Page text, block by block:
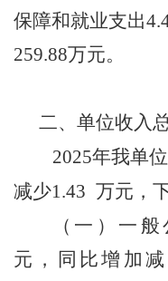
保障和就业支出
259.88万元。
二、 单位收入
2025年我单
减少1.43 万元 ，
（一） 一般
元 ， 同比增加